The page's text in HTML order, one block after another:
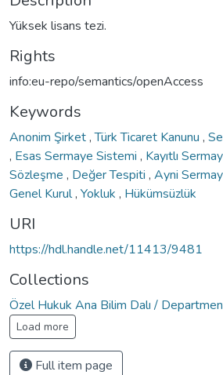
Yüksek lisans tezi.
Rights
info:eu-repo/semantics/openAccess
Keywords
Anonim Şirket,Türk Ticaret Kanunu ,
, Esas Sermaye Sistemi , Kayıtlı
Sözleşme , Değer Tespiti , Ayni
Genel Kurul, Yokluk , Hükümsüzlük
URI
https://hdl.handle.net/11413/9481
Collections
Özel Hukuk Ana Bilim Dalı /
Load more
Full item page